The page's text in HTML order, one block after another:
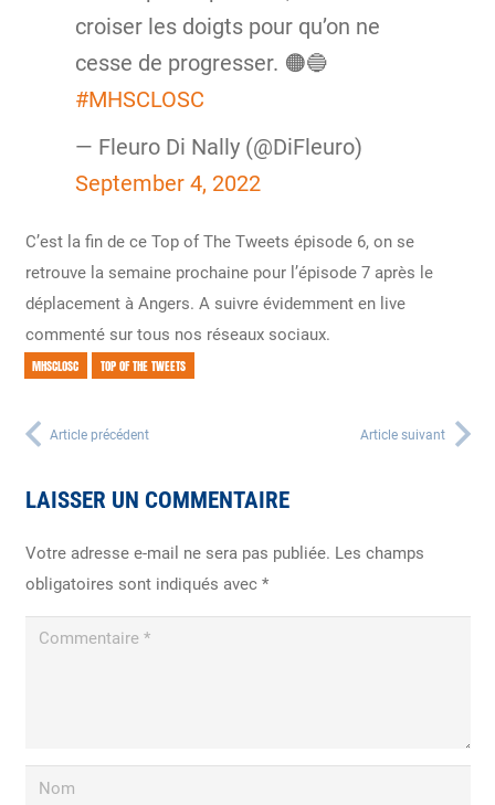
croiser les doigts pour qu’on ne
cesse de progresser. 🟠🔵
#MHSCLOSC
— Fleuro Di Nally (@DiFleuro)
September 4, 2022
C’est la fin de ce Top of The Tweets épisode 6, on se
retrouve la semaine prochaine pour l’épisode 7 après le
déplacement à Angers. A suivre évidemment en live
commenté sur tous nos réseaux sociaux.
MHSCLOSC TOP OF THE TWEETS
Article précédent Article suivant
LAISSER UN COMMENTAIRE
Votre adresse e-mail ne sera pas publiée. Les champs
obligatoires sont indiqués avec *